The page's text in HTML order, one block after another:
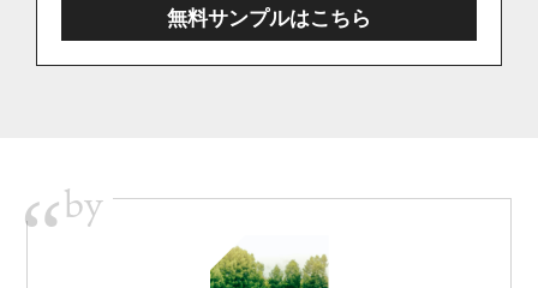
無料サンプルはこちら
“by